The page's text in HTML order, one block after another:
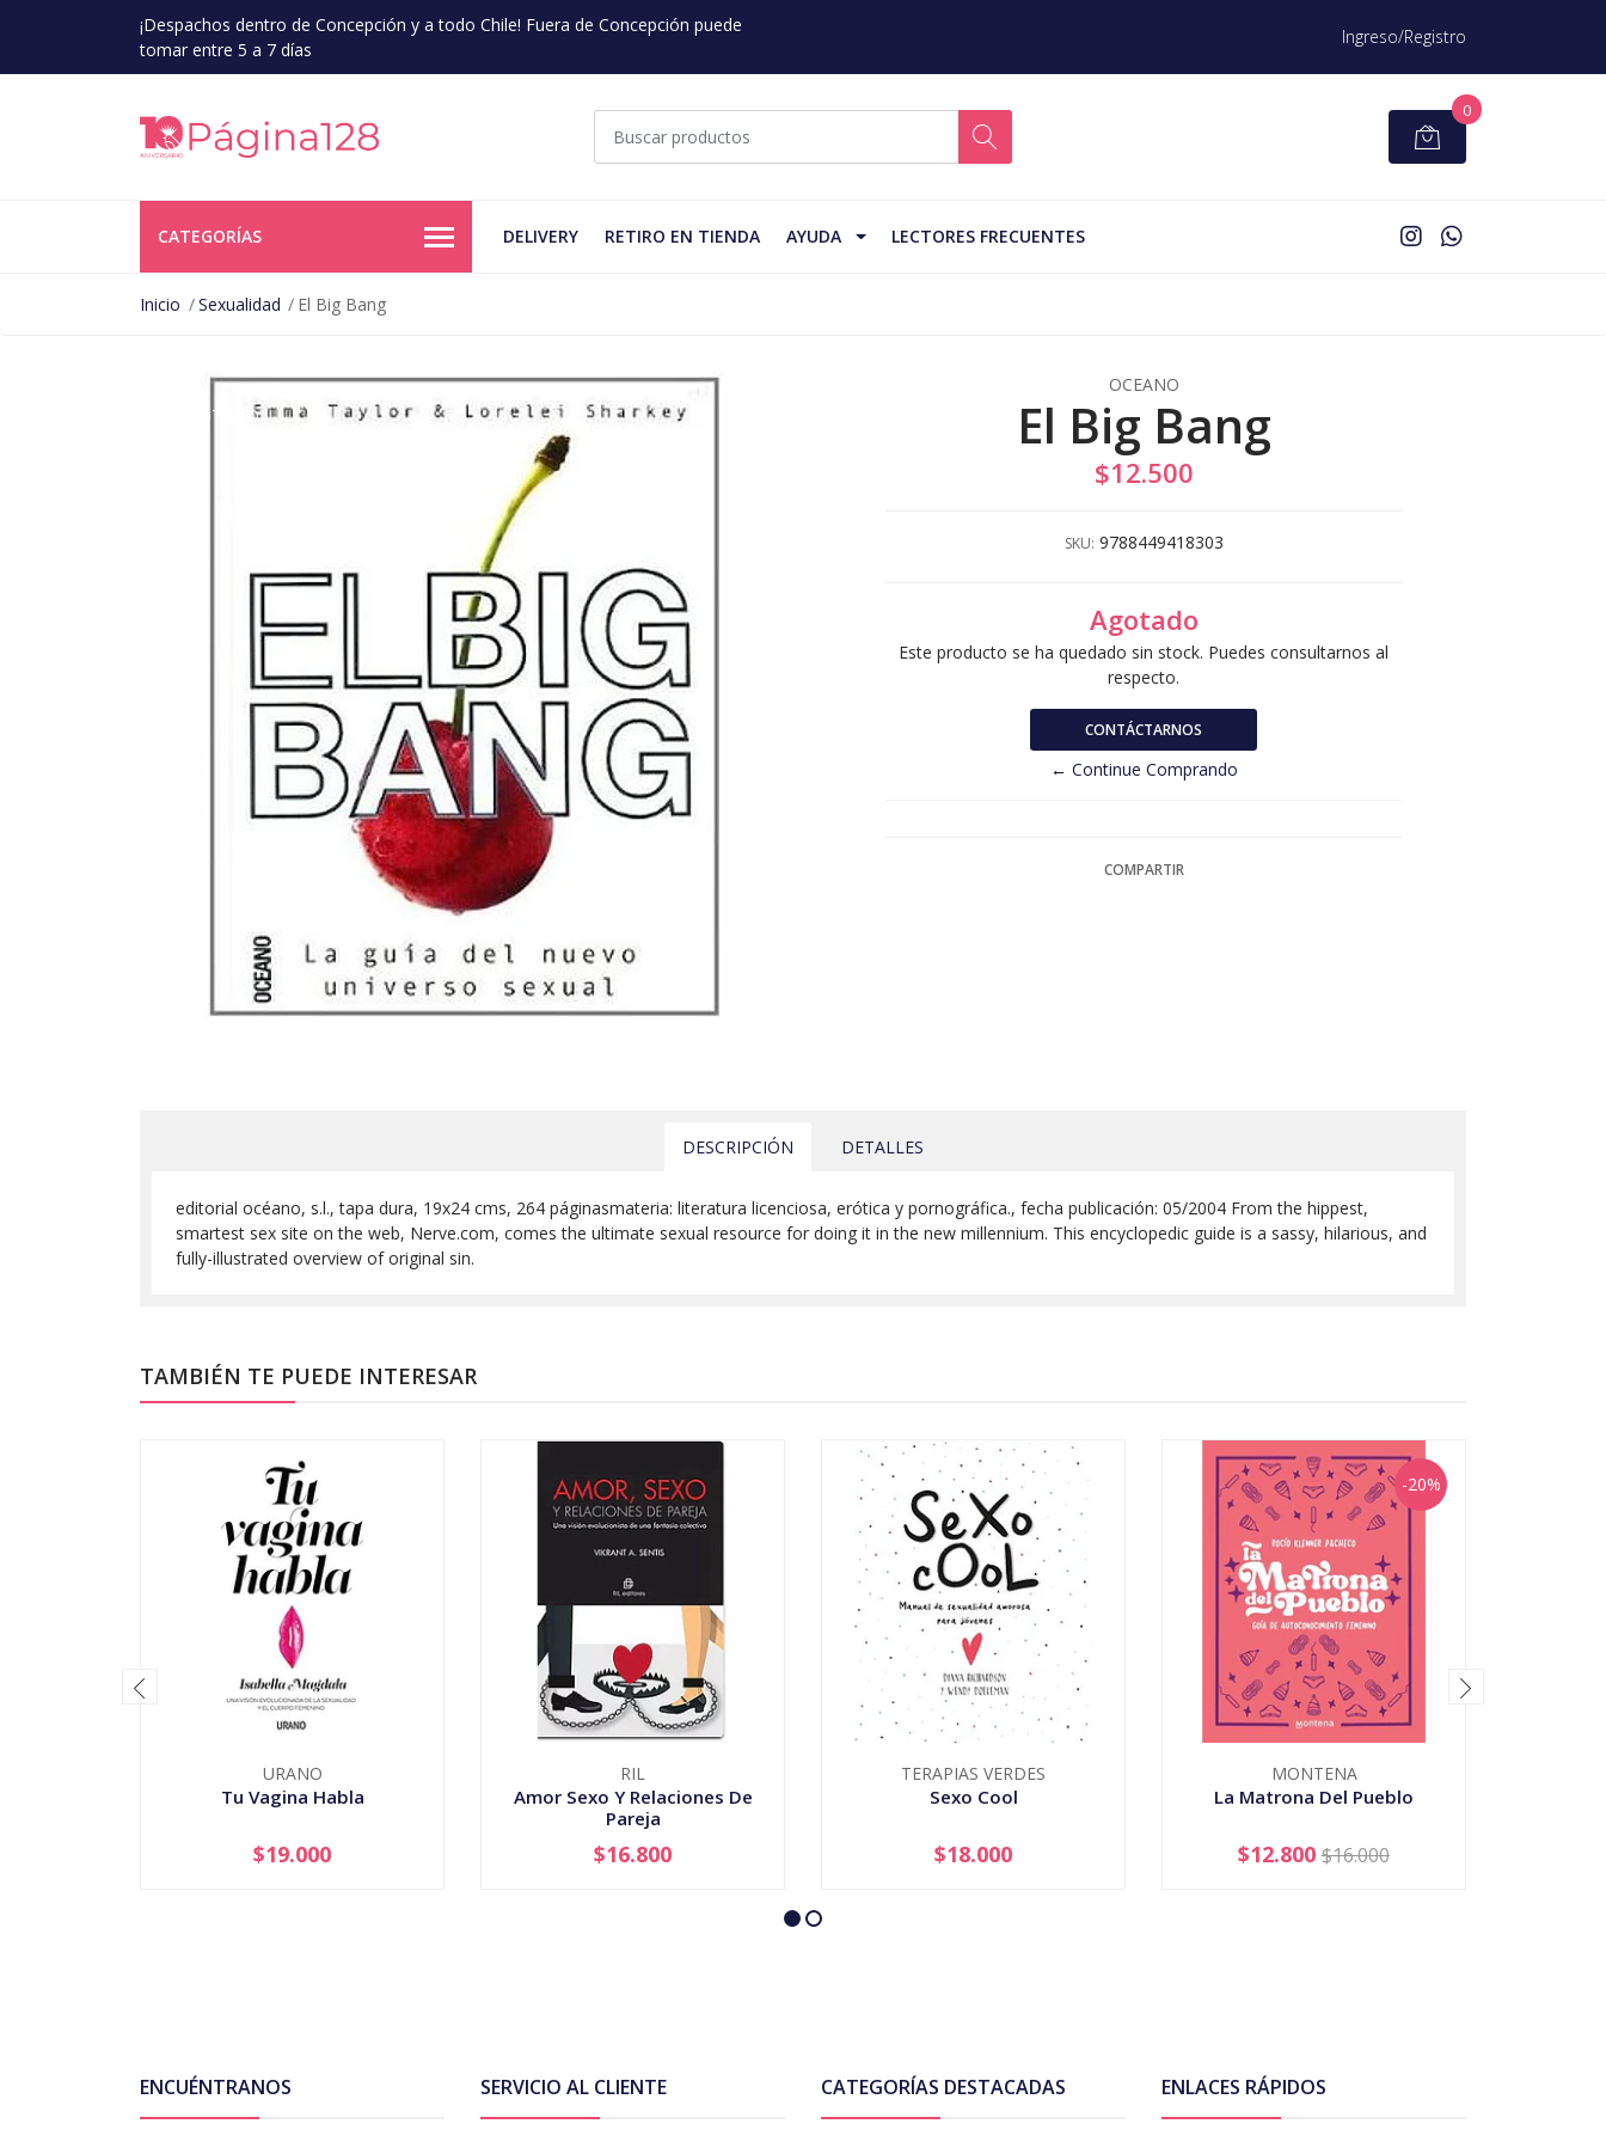
¡Despachos dentro de Concepción y a todo Chile! Fuera de Concepción puede
tomar entre 5 a 7 días
Ingreso/Registro
0
CATEGORÍAS DELIVERY RETIRO EN TIENDA AYUDA LECTORES FRECUENTES
Inicio Sexualidad El Big Bang
AGOTADO
OCEANO
El Big Bang
$12.500
SKU: 9788449418303
Agotado
Este producto se ha quedado sin stock. Puedes consultarnos al
respecto.
CONTÁCTARNOS
← Continue Comprando
COMPARTIR
DESCRIPCIÓN DETALLES
editorial océano, s.l., tapa dura, 19x24 cms, 264 páginasmateria: literatura licenciosa, erótica y pornográfica., fecha publicación: 05/2004 From the hippest,
smartest sex site on the web, Nerve.com, comes the ultimate sexual resource for doing it in the new millennium. This encyclopedic guide is a sassy, hilarious, and
fully-illustrated overview of original sin.
TAMBIÉN TE PUEDE INTERESAR
URANO
Tu Vagina Habla
+
$19.000
RIL
Amor Sexo Y Relaciones De
Pareja
+
$16.800
TERAPIAS VERDES
Sexo Cool
+
$18.000
-20%
MONTENA
La Matrona Del Pueblo
+
$12.800 $16.000
ENCUÉNTRANOS SERVICIO AL CLIENTE CATEGORÍAS DESTACADAS ENLACES RÁPIDOS